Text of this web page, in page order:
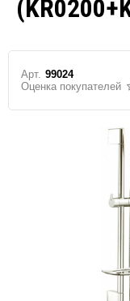
Арт. 99024
Оценка покупателей